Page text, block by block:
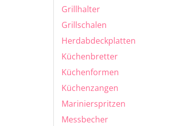
Grillhalter
Grillschalen
Herdabdeckplatten
Küchenbretter
Küchenformen
Küchenzangen
Marinierspritzen
Messbecher